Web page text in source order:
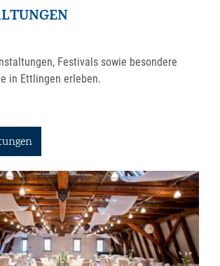
Festivals sowie besondere
in Ettlingen erleben.